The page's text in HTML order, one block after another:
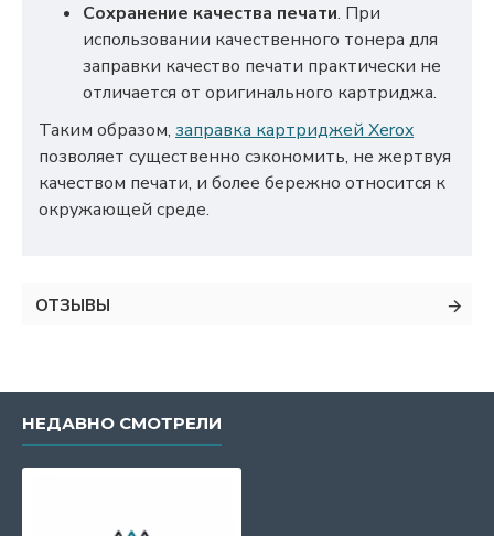
Сохранение качества печати. При
использовании качественного тонера для
заправки качество печати практически не
отличается от оригинального картриджа.
Таким образом, заправка картриджей Xerox
позволяет существенно сэкономить, не жертвуя
качеством печати, и более бережно относится к
окружающей среде.
ОТЗЫВЫ
НЕДАВНО СМОТРЕЛИ